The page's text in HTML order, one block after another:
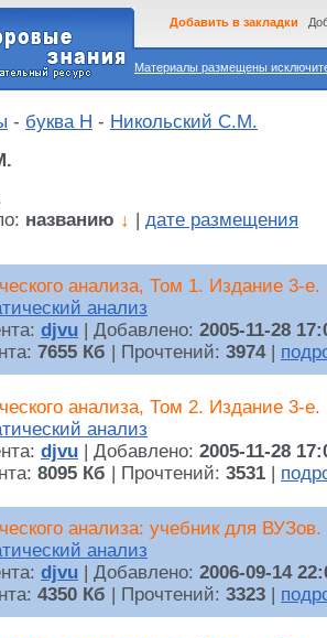
Материалы размещены
Добавить в закладки
- буква Н - Никольский С.М.
названию ↓ дате размещения
анализа, Том 1. Издание 3-е.
анализ
djvu | Добавлено: 2005-11-28
7655 Кб | Прочтений: 3974|
анализа, Том 2. Издание 3-е.
анализ
djvu | Добавлено: 2005-11-28
8095 Кб | Прочтений: 3531
анализа: учебник для
анализ
djvu | Добавлено: 2006-09-14
4350 Кб | Прочтений: 3323